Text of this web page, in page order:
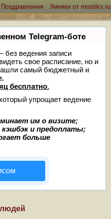
Поздравления Умняки от mostiks.ru
Telegram-боте
без ведения записи
свое расписание, но и
самый бюджетный и
бесплатно.
упрощает ведение
им о визите;
кэшбэк и предоплаты;
больше